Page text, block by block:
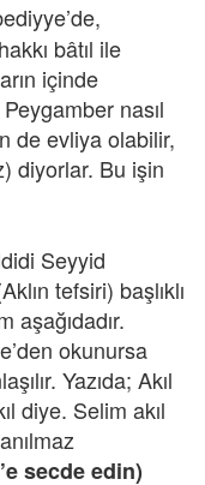
bâtıl ile
içinde
nasıl
de evliya olabilir,
diyorlar. Bu işin
Seyyid
tefsiri) başlıklı
aşağıdadır.
okunursa
Yazıda; Akıl
diye. Selim akıl
secde edin)